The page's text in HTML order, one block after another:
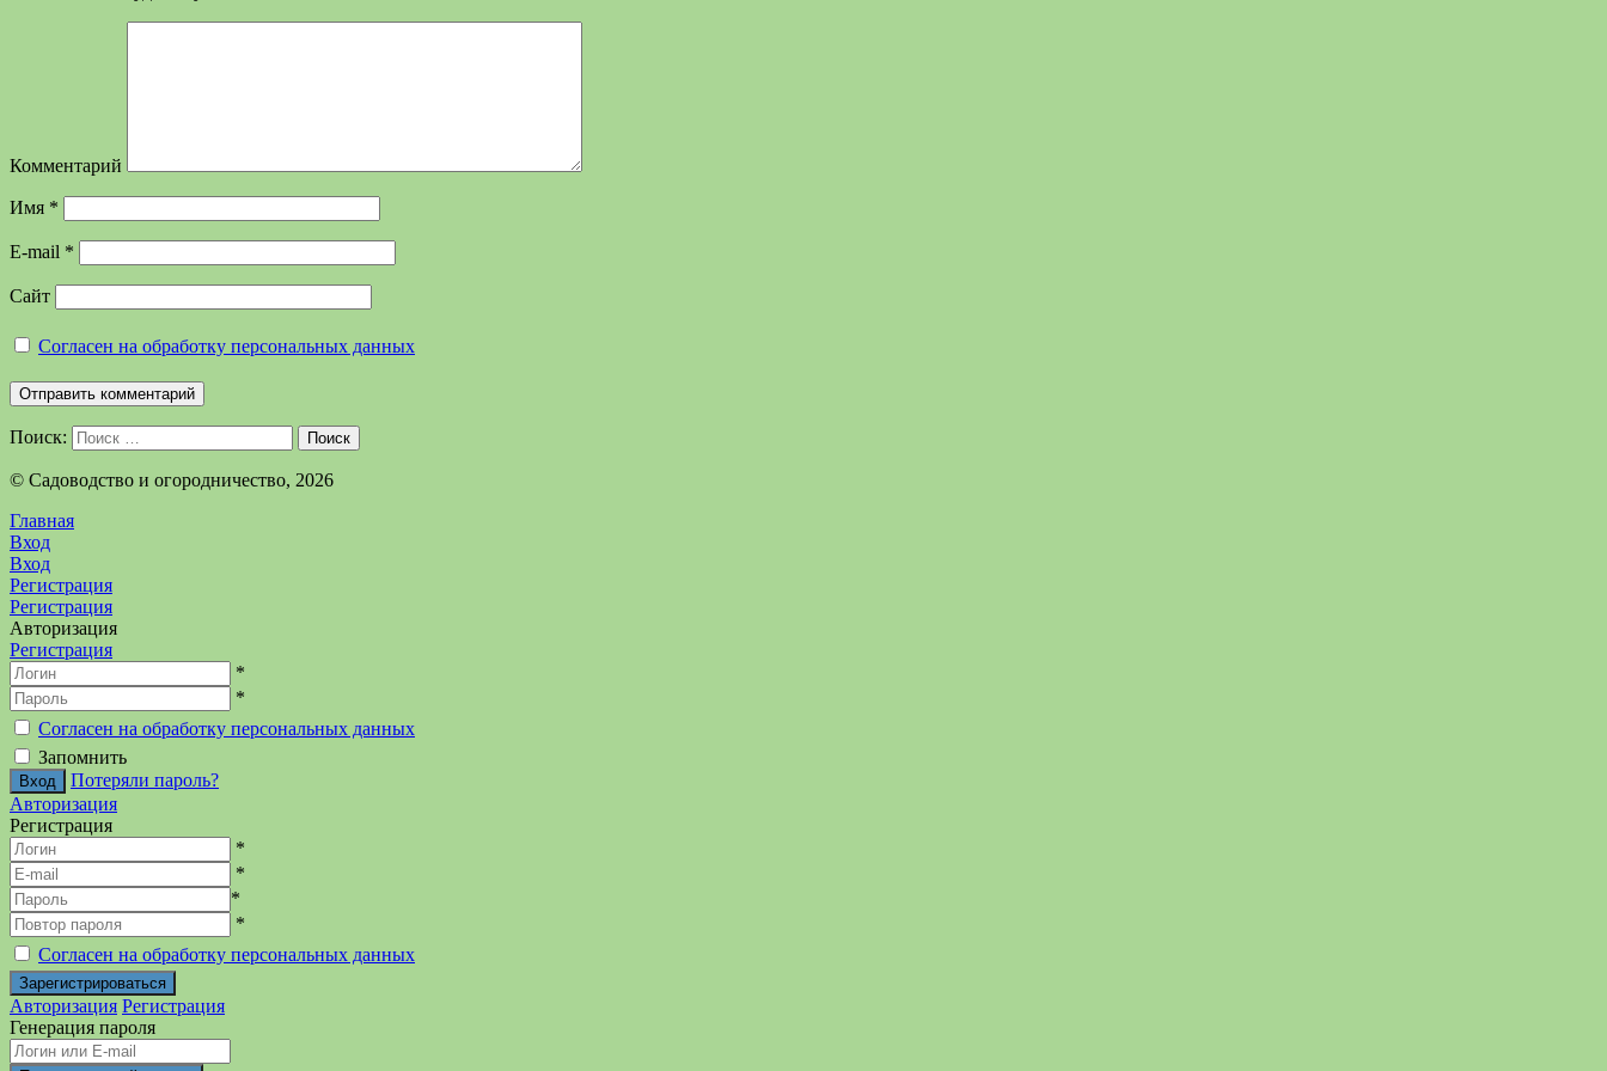
Комментарий
Имя *
E-mail *
Сайт
Согласен на обработку персональных данных
Поиск: Поиск
©️ Садоводство и огородничество, 2026
Главная
Вход
Вход
Регистрация
Регистрация
Авторизация
Регистрация
*
*
Согласен на обработку персональных данных
Запомнить
Потеряли пароль?
Авторизация
Регистрация
*
*
*
*
Согласен на обработку персональных данных
Авторизация Регистрация
Генерация пароля